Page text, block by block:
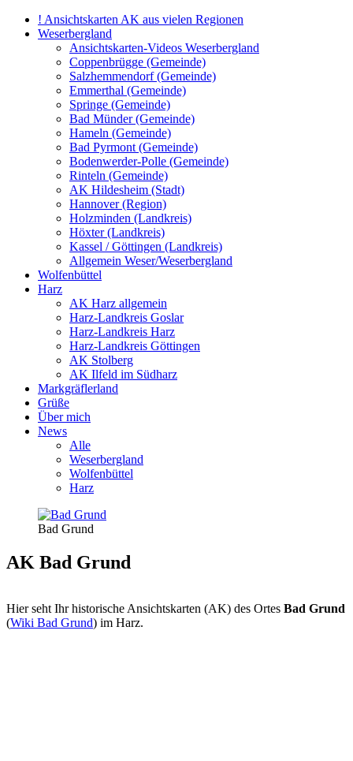
! Ansichtskarten AK aus vielen Regionen
Weserbergland
Ansichtskarten-Videos Weserbergland
Coppenbrügge (Gemeinde)
Salzhemmendorf (Gemeinde)
Emmerthal (Gemeinde)
Springe (Gemeinde)
Bad Münder (Gemeinde)
Hameln (Gemeinde)
Bad Pyrmont (Gemeinde)
Bodenwerder-Polle (Gemeinde)
Rinteln (Gemeinde)
AK Hildesheim (Stadt)
Hannover (Region)
Holzminden (Landkreis)
Höxter (Landkreis)
Kassel / Göttingen (Landkreis)
Allgemein Weser/Weserbergland
Wolfenbüttel
Harz
AK Harz allgemein
Harz-Landkreis Goslar
Harz-Landkreis Harz
Harz-Landkreis Göttingen
AK Stolberg
AK Ilfeld im Südharz
Markgräflerland
Grüße
Über mich
News
Alle
Weserbergland
Wolfenbüttel
Harz
Bad Grund
AK Bad Grund
Hier seht Ihr historische Ansichtskarten (AK) des Ortes Bad Grund
(Wiki Bad Grund) im Harz.